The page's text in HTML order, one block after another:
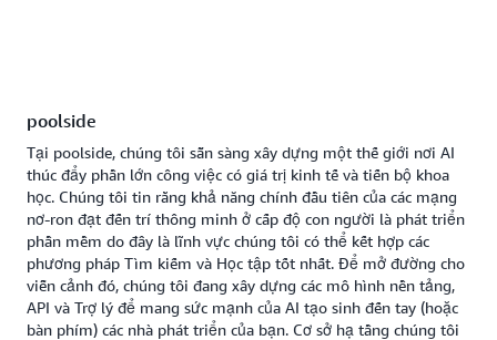
poolside
Tại poolside, chúng tôi sẵn sàng xây dựng một thế giới nơi AI
thúc đẩy phần lớn công việc có giá trị kinh tế và tiến bộ khoa
học. Chúng tôi tin rằng khả năng chính đầu tiên của các mạng
nơ-ron đạt đến trí thông minh ở cấp độ con người là phát triển
phần mềm do đây là lĩnh vực chúng tôi có thể kết hợp các
phương pháp Tìm kiếm và Học tập tốt nhất. Để mở đường cho
viễn cảnh đó, chúng tôi đang xây dựng các mô hình nền tảng,
API và Trợ lý để mang sức mạnh của AI tạo sinh đến tay (hoặc
bàn phím) các nhà phát triển của bạn. Cơ sở hạ tầng chúng tôi